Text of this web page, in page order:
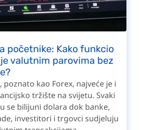
početnike: Kako funkcio
valutnim parovima bez
poznato kao Forex, najveće je i
tržište na svijetu. Svaki
se bilijuni dolara dok banke,
investitori i trgovci sudjeluju